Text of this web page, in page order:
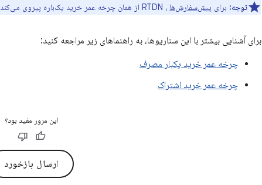
توجه: برای پیش‌سفارش‌ها ، RTDN از همان چرخه عمر خرید یک‌باره پیروی می‌کند.
برای آشنایی بیشتر با این سناریوها، به راهنماهای زیر مراجعه کنید:
چرخه عمر خرید یکبار مصرف
چرخه عمر خرید اشتراک
این مرور مفید بود؟
ارسال بازخورد